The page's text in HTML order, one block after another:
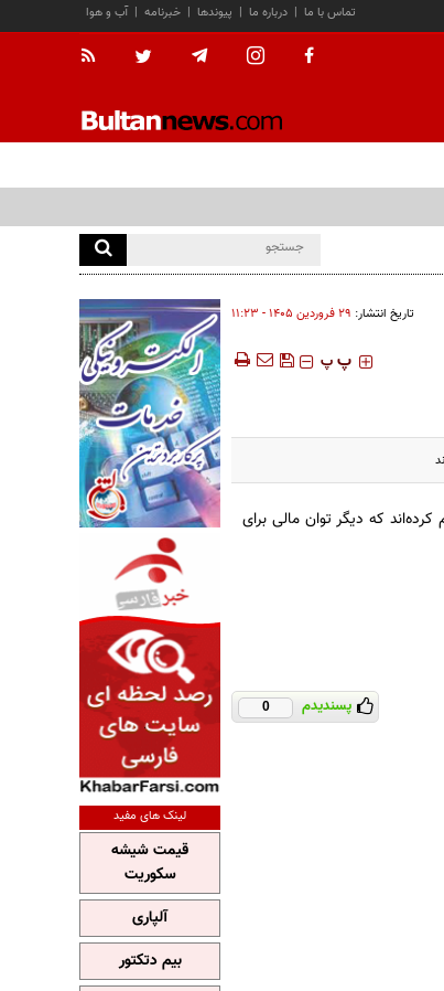
آب و هوا | خبرنامه | پیوندها | درباره ما | تماس با ما
تاریخ انتشار: ۲۹ فروردين ۱۴۰۵ - ۱۱:۲۳
‍‍‍ پ پ
آمریکایی اعلام کرده‌اند که دیگر توان مالی برای
پسندیدم 0
لینک های مفید
قیمت شیشه
سکوریت
آلپاری
بیم دتکتور